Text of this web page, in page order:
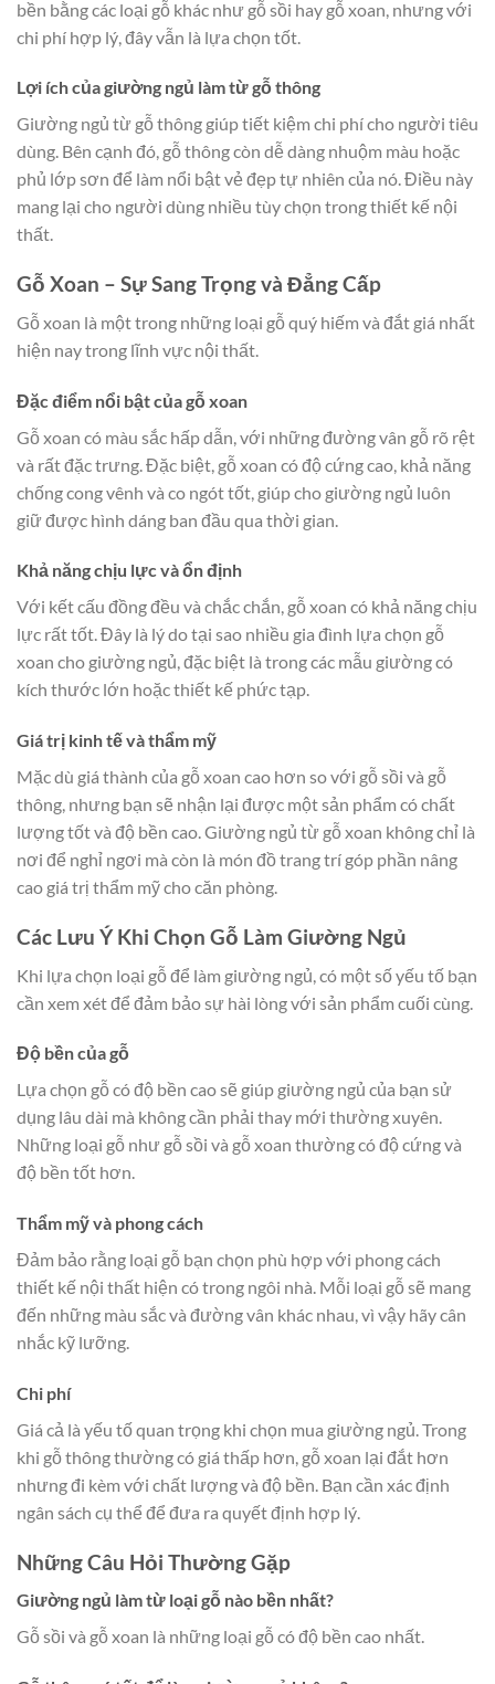
bền bằng các loại gỗ khác như gỗ sồi hay gỗ xoan, nhưng với
chi phí hợp lý, đây vẫn là lựa chọn tốt.
Lợi ích của giường ngủ làm từ gỗ thông
Giường ngủ từ gỗ thông giúp tiết kiệm chi phí cho người tiêu
dùng. Bên cạnh đó, gỗ thông còn dễ dàng nhuộm màu hoặc
phủ lớp sơn để làm nổi bật vẻ đẹp tự nhiên của nó. Điều này
mang lại cho người dùng nhiều tùy chọn trong thiết kế nội
thất.
Gỗ Xoan – Sự Sang Trọng và Đẳng Cấp
Gỗ xoan là một trong những loại gỗ quý hiếm và đắt giá nhất
hiện nay trong lĩnh vực nội thất.
Đặc điểm nổi bật của gỗ xoan
Gỗ xoan có màu sắc hấp dẫn, với những đường vân gỗ rõ rệt
và rất đặc trưng. Đặc biệt, gỗ xoan có độ cứng cao, khả năng
chống cong vênh và co ngót tốt, giúp cho giường ngủ luôn
giữ được hình dáng ban đầu qua thời gian.
Khả năng chịu lực và ổn định
Với kết cấu đồng đều và chắc chắn, gỗ xoan có khả năng chịu
lực rất tốt. Đây là lý do tại sao nhiều gia đình lựa chọn gỗ
xoan cho giường ngủ, đặc biệt là trong các mẫu giường có
kích thước lớn hoặc thiết kế phức tạp.
Giá trị kinh tế và thẩm mỹ
Mặc dù giá thành của gỗ xoan cao hơn so với gỗ sồi và gỗ
thông, nhưng bạn sẽ nhận lại được một sản phẩm có chất
lượng tốt và độ bền cao. Giường ngủ từ gỗ xoan không chỉ là
nơi để nghỉ ngơi mà còn là món đồ trang trí góp phần nâng
cao giá trị thẩm mỹ cho căn phòng.
Các Lưu Ý Khi Chọn Gỗ Làm Giường Ngủ
Khi lựa chọn loại gỗ để làm giường ngủ, có một số yếu tố bạn
cần xem xét để đảm bảo sự hài lòng với sản phẩm cuối cùng.
Độ bền của gỗ
Lựa chọn gỗ có độ bền cao sẽ giúp giường ngủ của bạn sử
dụng lâu dài mà không cần phải thay mới thường xuyên.
Những loại gỗ như gỗ sồi và gỗ xoan thường có độ cứng và
độ bền tốt hơn.
Thẩm mỹ và phong cách
Đảm bảo rằng loại gỗ bạn chọn phù hợp với phong cách
thiết kế nội thất hiện có trong ngôi nhà. Mỗi loại gỗ sẽ mang
đến những màu sắc và đường vân khác nhau, vì vậy hãy cân
nhắc kỹ lưỡng.
Chi phí
Giá cả là yếu tố quan trọng khi chọn mua giường ngủ. Trong
khi gỗ thông thường có giá thấp hơn, gỗ xoan lại đắt hơn
nhưng đi kèm với chất lượng và độ bền. Bạn cần xác định
ngân sách cụ thể để đưa ra quyết định hợp lý.
Những Câu Hỏi Thường Gặp
Giường ngủ làm từ loại gỗ nào bền nhất?
Gỗ sồi và gỗ xoan là những loại gỗ có độ bền cao nhất.